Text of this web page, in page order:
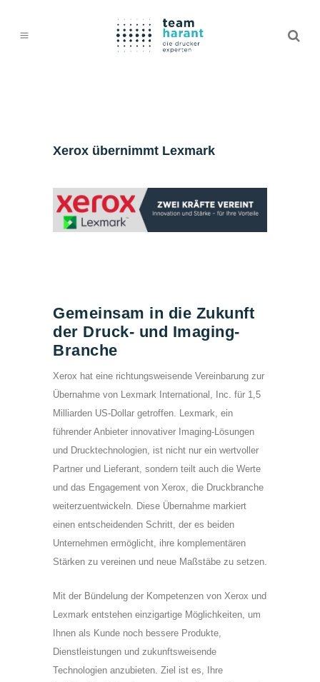
Xerox übernimmt Lexmark
Gemeinsam in die Zukunft
der Druck- und Imaging-
Branche
Xerox hat eine richtungsweisende Vereinbarung zur
Übernahme von Lexmark International, Inc. für 1,5
Milliarden US-Dollar getroffen. Lexmark, ein
führender Anbieter innovativer Imaging-Lösungen
und Drucktechnologien, ist nicht nur ein wertvoller
Partner und Lieferant, sondern teilt auch die Werte
und das Engagement von Xerox, die Druckbranche
weiterzuentwickeln. Diese Übernahme markiert
einen entscheidenden Schritt, der es beiden
Unternehmen ermöglicht, ihre komplementären
Stärken zu vereinen und neue Maßstäbe zu setzen.
Mit der Bündelung der Kompetenzen von Xerox und
Lexmark entstehen einzigartige Möglichkeiten, um
Ihnen als Kunde noch bessere Produkte,
Dienstleistungen und zukunftsweisende
Technologien anzubieten. Ziel ist es, Ihre